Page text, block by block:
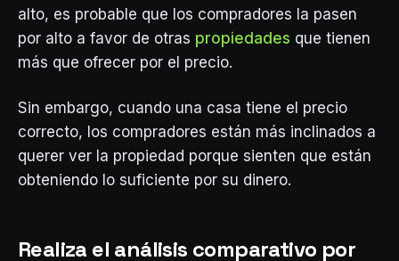
alto, es probable que los compradores la pasen
por alto a favor de otras propiedades que tienen
más que ofrecer por el precio.
Sin embargo, cuando una casa tiene el precio
correcto, los compradores están más inclinados a
querer ver la propiedad porque sienten que están
obteniendo lo suficiente por su dinero.
Realiza el análisis comparativo por